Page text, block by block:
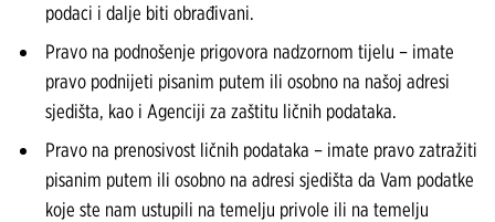
podaci i dalje biti obrađivani.
Pravo na podnošenje prigovora nadzornom tijelu – imate
pravo podnijeti pisanim putem ili osobno na našoj adresi
sjedišta, kao i Agenciji za zaštitu ličnih podataka.
Pravo na prenosivost ličnih podataka – imate pravo zatražiti
pisanim putem ili osobno na adresi sjedišta da Vam podatke
koje ste nam ustupili na temelju privole ili na temelju